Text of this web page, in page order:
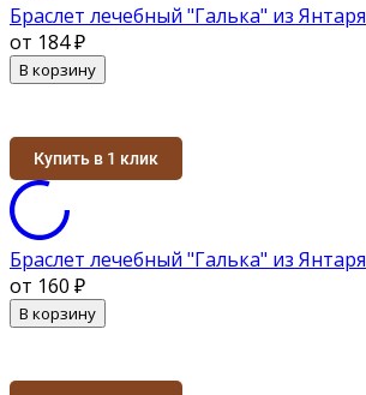
Браслет лечебный "Галька" из Янтаря
от 184 ₽
В корзину
Купить в 1 клик
Браслет лечебный "Галька" из Янтаря
от 160 ₽
В корзину